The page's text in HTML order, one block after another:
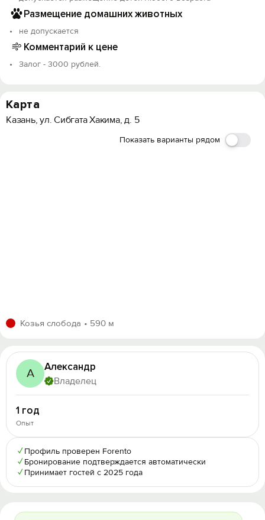
Размещение домашних животных
не допускается
Комментарий к цене
Залог - 3000 рублей.
Карта
Казань, ул. Сибгата Хакима, д. 5
Показать варианты рядом
Козья слобода 590 м
А Александр
Владелец
1 год
Опыт
✓ Профиль проверен Forento
✓ Бронирование подтверждается автоматически
✓ Принимает гостей с 2025 года